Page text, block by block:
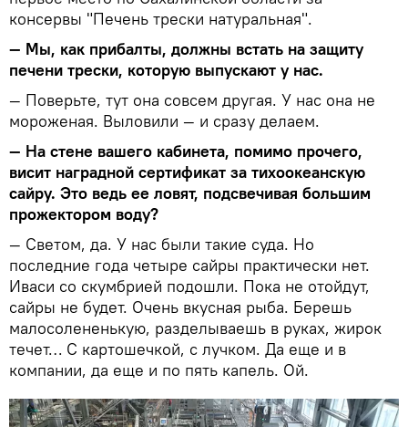
консервы "Печень трески натуральная".
— Мы, как прибалты, должны встать на защиту
печени трески, которую выпускают у нас.
— Поверьте, тут она совсем другая. У нас она не
мороженая. Выловили — и сразу делаем.
— На стене вашего кабинета, помимо прочего,
висит наградной сертификат за тихоокеанскую
сайру. Это ведь ее ловят, подсвечивая большим
прожектором воду?
— Светом, да. У нас были такие суда. Но
последние года четыре сайры практически нет.
Иваси со скумбрией подошли. Пока не отойдут,
сайры не будет. Очень вкусная рыба. Берешь
малосолененькую, разделываешь в руках, жирок
течет… С картошечкой, с лучком. Да еще и в
компании, да еще и по пять капель. Ой.